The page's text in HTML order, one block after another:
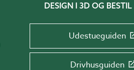
DESIGN I 3D OG BESTIL
Udestueguiden
Drivhusguiden